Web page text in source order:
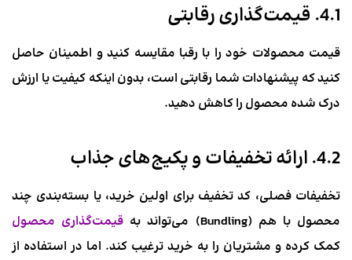
4.1. قیمت‌گذاری رقابتی
قیمت محصولات خود را با رقبا مقایسه کنید و اطمینان حاصل
کنید که پیشنهادات شما رقابتی است، بدون اینکه کیفیت یا ارزش
درک شده محصول را کاهش دهید.
4.2. ارائه تخفیفات و پکیج‌های جذاب
تخفیفات فصلی، کد تخفیف برای اولین خرید، یا بسته‌بندی چند
محصول با هم (Bundling) می‌تواند به
قیمت‌گذاری محصول
کمک کرده و مشتریان را به خرید ترغیب کند. اما در استفاده از